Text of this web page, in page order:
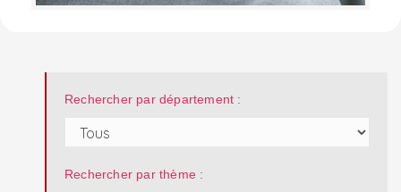
Rechercher par département :
Rechercher par thème :